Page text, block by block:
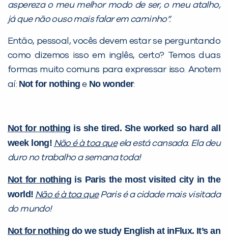
aspereza o meu melhor modo de ser, o meu atalho,
já que não ouso mais falar em caminho”.
Então, pessoal, vocês devem estar se perguntando
como dizemos isso em inglês, certo? Temos duas
formas muito comuns para expressar isso. Anotem
aí: Not for nothing eNo wonder:
Not for nothing is she tired. She worked so hard all
week long! Não é à toa queela está cansada. Ela deu
duro no trabalho a semana toda!
Not for nothingis Paris the most visited city in the
world! Não é à toa queParis é a cidade mais visitada
do mundo!
Not for nothing do we study English at inFlux. It’s an
Desculpe!
inFlux nesta cidade ou bairro que
você digitou.
Preencha com seus dados abaixo e
já vamos te colocar em contato